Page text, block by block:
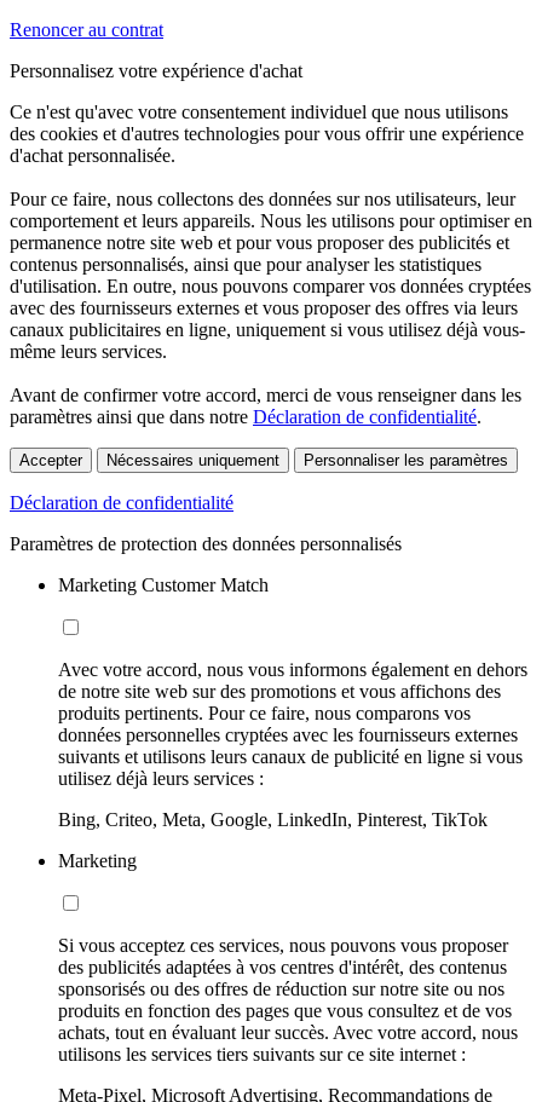
Renoncer au contrat
Personnalisez votre expérience d'achat
Ce n'est qu'avec votre consentement individuel que nous utilisons
des cookies et d'autres technologies pour vous offrir une expérience
d'achat personnalisée.
Pour ce faire, nous collectons des données sur nos utilisateurs, leur
comportement et leurs appareils. Nous les utilisons pour optimiser en
permanence notre site web et pour vous proposer des publicités et
contenus personnalisés, ainsi que pour analyser les statistiques
d'utilisation. En outre, nous pouvons comparer vos données cryptées
avec des fournisseurs externes et vous proposer des offres via leurs
canaux publicitaires en ligne, uniquement si vous utilisez déjà vous-
même leurs services.
Avant de confirmer votre accord, merci de vous renseigner dans les
paramètres ainsi que dans notre Déclaration de confidentialité.
Accepter Nécessaires uniquement Personnaliser les paramètres
Déclaration de confidentialité
Paramètres de protection des données personnalisés
Marketing Customer Match
Avec votre accord, nous vous informons également en dehors
de notre site web sur des promotions et vous affichons des
produits pertinents. Pour ce faire, nous comparons vos
données personnelles cryptées avec les fournisseurs externes
suivants et utilisons leurs canaux de publicité en ligne si vous
utilisez déjà leurs services :
Bing, Criteo, Meta, Google, LinkedIn, Pinterest, TikTok
Marketing
Si vous acceptez ces services, nous pouvons vous proposer
des publicités adaptées à vos centres d'intérêt, des contenus
sponsorisés ou des offres de réduction sur notre site ou nos
produits en fonction des pages que vous consultez et de vos
achats, tout en évaluant leur succès. Avec votre accord, nous
utilisons les services tiers suivants sur ce site internet :
Meta-Pixel, Microsoft Advertising, Recommandations de